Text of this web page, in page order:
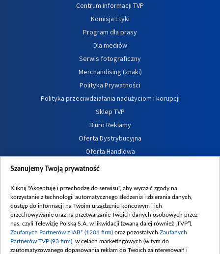
Centrum informacji TVP
Komisja Etyki
Program dla prasy
Dla mediów
Serwis fotograficzny
Merchandising (znaki)
Polityka Prywatności
Polityka przeciwdziałania nadużyciom i korupcji
Sklep TVP
Biuro Reklamy
Oferta Dystrybucyjna
Oferta Handlowa
Dostępność
Procedura zgłoszeń wewnętrznych
Szanujemy Twoją prywatność
Kliknij "Akceptuję i przechodzę do serwisu", aby wyrazić zgody na
korzystanie z technologii automatycznego śledzenia i zbierania danych,
dostęp do informacji na Twoim urządzeniu końcowym i ich
przechowywanie oraz na przetwarzanie Twoich danych osobowych przez
nas, czyli Telewizję Polską S.A. w likwidacji (zwaną dalej również „TVP”),
Zaufanych Partnerów z IAB* (1201 firm) oraz pozostałych Zaufanych
Partnerów TVP (93 firm) , w celach marketingowych (w tym do
zautomatyzowanego dopasowania reklam do Twoich zainteresowań i